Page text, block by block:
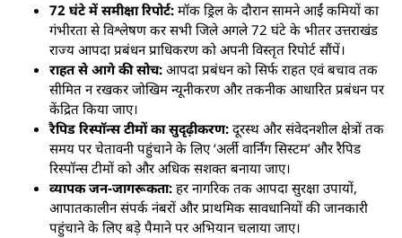
72 घंटे में समीक्षा रिपोर्ट: मॉक ड्रिल के दौरान सामने आईं कमियों का
गंभीरता से विश्लेषण कर सभी जिले अगले 72 घंटे के भीतर उत्तराखंड
राज्य आपदा प्रबंधन प्राधिकरण को अपनी विस्तृत रिपोर्ट सौंपें।
राहत से आगे की सोच: आपदा प्रबंधन को सिर्फ राहत एवं बचाव तक
सीमित न रखकर जोखिम न्यूनीकरण और तकनीक आधारित प्रबंधन पर
केंद्रित किया जाए।
रैपिड रिस्पॉन्स टीमों का सुदृढ़ीकरण: दूरस्थ और संवेदनशील क्षेत्रों तक
समय पर चेतावनी पहुंचाने के लिए ‘अर्ली वार्निंग सिस्टम’ और रैपिड
रिस्पॉन्स टीमों को और अधिक सशक्त बनाया जाए।
व्यापक जन-जागरूकता: हर नागरिक तक आपदा सुरक्षा उपायों,
आपातकालीन संपर्क नंबरों और प्राथमिक सावधानियों की जानकारी
पहुंचाने के लिए बड़े पैमाने पर अभियान चलाया जाए।